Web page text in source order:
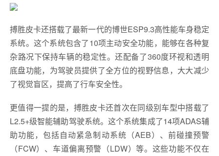
搏胜皮卡还搭载了最新一代的博世ESP9.3高性能车身稳定
系统。这个系统包含了10项主动安全功能，能够在各种复
杂路况下保持车辆的稳定性。还配备了360度环视和透明
底盘功能，为驾驶员提供了全方位的视野信息，大大减少
了视觉盲区，提高了行车安全性。
更值得一提的是，搏胜皮卡还首次在同级别车型中搭载了
L2.5+级智能辅助驾驶系统。这个系统集成了14项ADAS辅
助功能，包括自动紧急制动系统（AEB）、前碰撞预警
（FCW）、车道偏离预警（LDW）等。这些功能不仅在